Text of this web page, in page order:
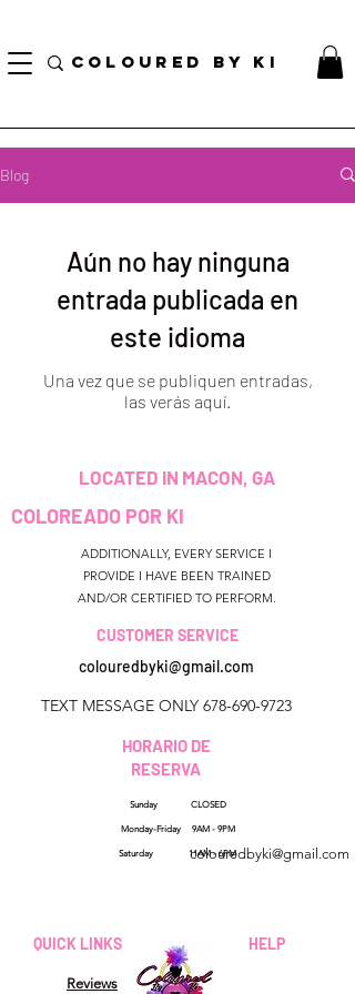
COLOURED BY KI
Blog
Aún no hay ninguna
entrada publicada en
este idioma
Una vez que se publiquen entradas,
las verás aquí.
LOCATED IN MACON, GA
COLOREADO POR KI
ADDITIONALLY, EVERY SERVICE I
PROVIDE I HAVE BEEN TRAINED
AND/OR CERTIFIED TO PERFORM.
CUSTOMER SERVICE
colouredbyki@gmail.com
TEXT MESSAGE ONLY 678-690-9723
HORARIO DE
RESERVA
HELP
Georgia, Estados Unidos
colouredbyki@gmail.com
QUICK LINKS
Reviews
Sunday CLOSED
Monday-Friday 9AM - 9PM
Saturday 11AM - 6PM